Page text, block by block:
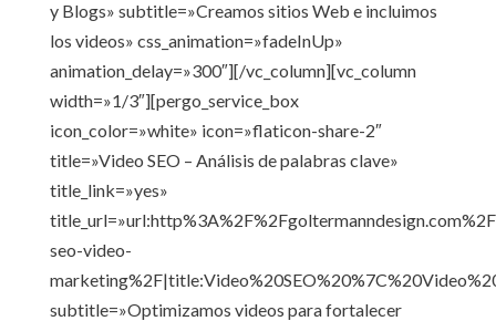
y Blogs» subtitle=»Creamos sitios Web e incluimos
los videos» css_animation=»fadeInUp»
animation_delay=»300″][/vc_column][vc_column
width=»1/3″][pergo_service_box
icon_color=»white» icon=»flaticon-share-2″
title=»Video SEO – Análisis de palabras clave»
title_link=»yes»
seo-video-
subtitle=»Optimizamos videos para fortalecer